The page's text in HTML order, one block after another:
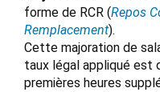
forme de RCR (Repos
Remplacement).
Cette majoration de
taux légal appliqué est
premières heures